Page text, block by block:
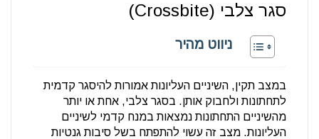
סגר צלבי (Crossbite)
ניווט מהיר
במצב תקין, השיניים העליונות אמורות להיסגר קדמית
לתחתונות ולחבוק אותן. בסגר צלבי, אחת או יותר
מהשיניים התחתונות נמצאות במנח קדמי לשיניים
העליונות. מצב זה עשוי להתפתח בשל סיבות גנטיות